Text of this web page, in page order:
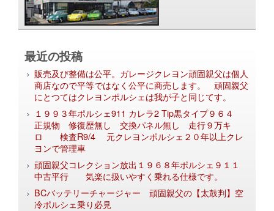
最近の投稿
販売及び整備は公平。ガレージクレヨン頑固親父は個人
商店なので平等ではなく公平に商売します。 頑固親父
にとつてはクレヨンポルシェは我が子と同じてす。
１９９３年ポルシェ911 カレラ2 Tip黒タイプ９６４
正規物 修復歴無し 交換パネル無し 走行９万キ
ロ 検査R9/4 元クレヨンポルシェ２０年以上クレ
ヨンで管理車
頑固親父コレクション放出１９６８年ポルシェ９１１
中古平行 気楽に扱いやすく乗れる仕様です。
BCバッテリーチャージャー 頑固親父の【太鼓判】空
冷ポルシェ乗り必見